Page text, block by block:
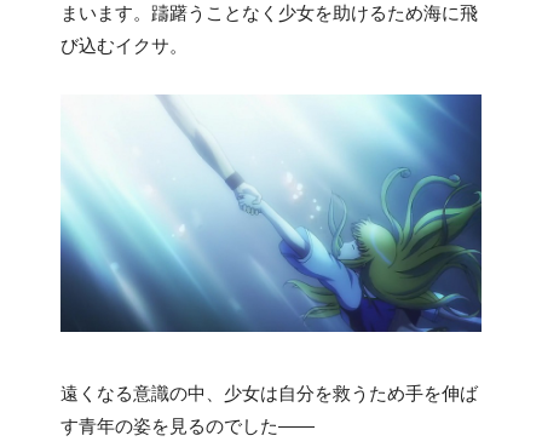
まいます。躊躇うことなく少女を助けるため海に飛
び込むイクサ。
遠くなる意識の中、少女は自分を救うため手を伸ば
す青年の姿を見るのでした――